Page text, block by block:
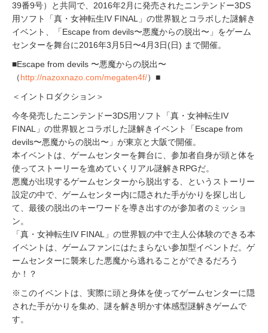
39番9号）と共同で、2016年2月に発売されたニンテンドー3DS
用ソフト「真・女神転生IV FINAL」の世界観とコラボした謎解き
イベント、「Escape from devils〜悪魔からの脱出〜」をゲーム
センターを舞台に2016年3月5日〜4月3日(日) まで開催。
■Escape from devils 〜悪魔からの脱出〜
（http://nazoxnazo.com/megaten4f/）■
＜イントロダクション＞
今冬発売したニンテンドー3DS用ソフト「真・女神転生IV
FINAL」の世界観とコラボした謎解きイベント「Escape from
devils〜悪魔からの脱出〜」が東京と大阪で開催。
本イベントは、ゲームセンターを舞台に、参加者自身が頭と体を
使ってストーリーを進めていくリアル謎解きRPGだ。
悪魔が出現するゲームセンターから脱出する、というストーリー
設定の中で、ゲームセンター内に隠された手がかりを探し出し
て、最後の脱出のキーワードを導き出すのが参加者のミッショ
ン。
「真・女神転生IV FINAL」の世界観の中で主人公体験のできる本
イベントは、ゲームファンにはたまらない参加型イベントだ。ゲ
ームセンターに襲来した悪魔から逃れることができるだろう
か！？
※このイベントは、実際に頭と身体を使ってゲームセンターに隠
された手がかりを集め、謎を解き明かす体感型謎解きゲームで
す。